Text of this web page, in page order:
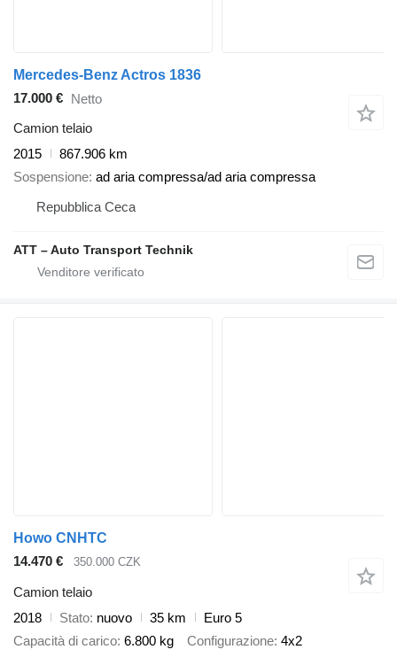
Mercedes-Benz Actros 1836
17.000 €
Netto
Camion telaio
2015
867.906 km
Sospensione ad aria compressa/ad aria compressa
Repubblica Ceca
ATT – Auto Transport Technik
Howo CNHTC
14.470 €
350.000 CZK
Camion telaio
2018
Stato nuovo 35 km
Euro 5
Capacità di carico 6.800 kg Configurazione 4x2